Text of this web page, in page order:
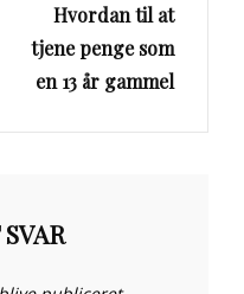
PostHvordan til at
tjene penge som
en 13 år gammel